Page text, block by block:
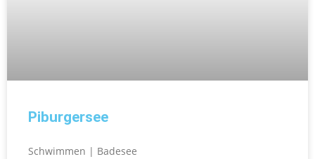
Piburgersee
Schwimmen | Badesee